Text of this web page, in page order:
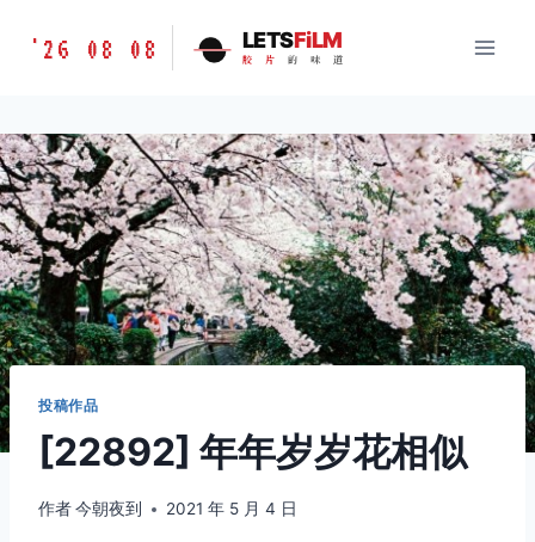
胶
味
道
LETSFILM
'26 08 08 LETSFiLM
胶 片 的 味 道
投稿作品
[22892] 年年岁岁花相似
作者今朝夜到 2021 年 5 月 4 日